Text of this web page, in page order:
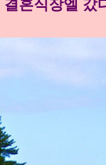
결혼식장엘 갔